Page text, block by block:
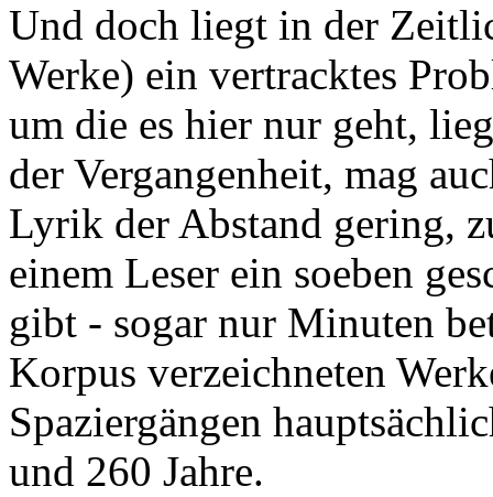
Und doch liegt in der
Werke) ein vertracktes
um die es hier nur geht,
der Vergangenheit, mag
Lyrik der Abstand gering,
einem Leser ein soeben
gibt - sogar nur Minuten
Korpus verzeichneten
Spaziergängen
und 260 Jahre.